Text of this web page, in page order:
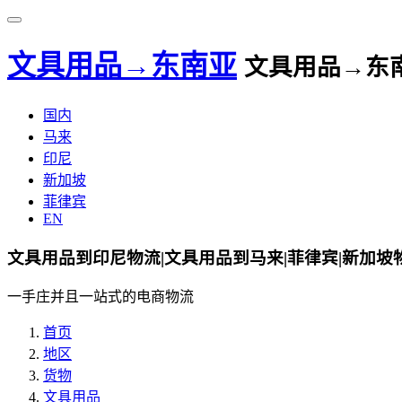
文具用品→东南亚 文具用品→东
国内
马来
印尼
新加坡
菲律宾
EN
文具用品到印尼物流|文具用品到马来|菲律宾|新加坡
一手庄并且一站式的电商物流
首页
地区
货物
文具用品